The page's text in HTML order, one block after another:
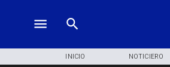
INICIO NOTICIERO